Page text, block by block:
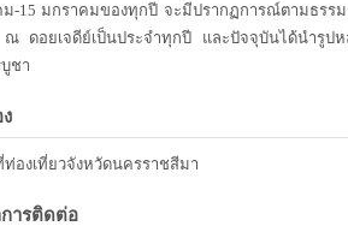
ม-15 มกราคมของทุกปี จะมีปรากฏการณ์ตามธรร
ดอยเจดีย์เป็นประจำทุกปี และปัจจุบันได้นำรูปห
ชา
องเที่ยวจังหวัดนครราชสีมา
ารติดต่อ